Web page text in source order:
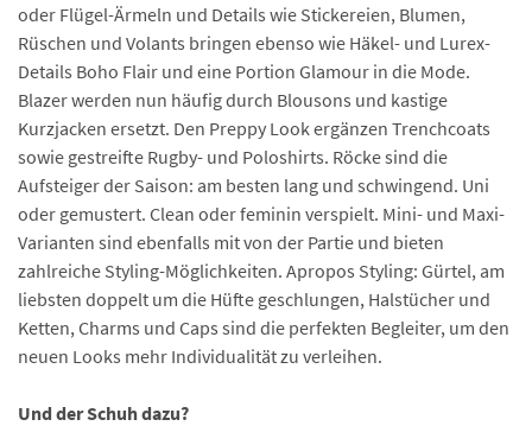
oder Flügel-Ärmeln und Details wie Stickereien, Blumen,
Rüschen und Volants bringen ebenso wie Häkel- und Lurex-
Details Boho Flair und eine Portion Glamour in die Mode.
Blazer werden nun häufig durch Blousons und kastige
Kurzjacken ersetzt. Den Preppy Look ergänzen Trenchcoats
sowie gestreifte Rugby- und Poloshirts. Röcke sind die
Aufsteiger der Saison: am besten lang und schwingend. Uni
oder gemustert. Clean oder feminin verspielt. Mini- und Maxi-
Varianten sind ebenfalls mit von der Partie und bieten
zahlreiche Styling-Möglichkeiten. Apropos Styling: Gürtel, am
liebsten doppelt um die Hüfte geschlungen, Halstücher und
Ketten, Charms und Caps sind die perfekten Begleiter, um den
neuen Looks mehr Individualität zu verleihen.
Und der Schuh dazu?